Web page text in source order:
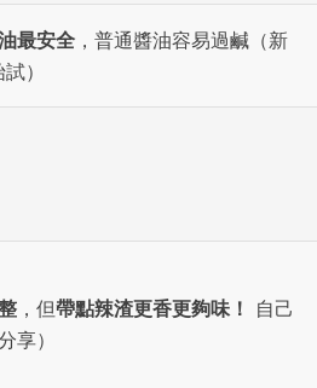
最安全 ，普通醬油容易過鹹（新
）
，但帶點辣渣更香更夠味！
自己
享）